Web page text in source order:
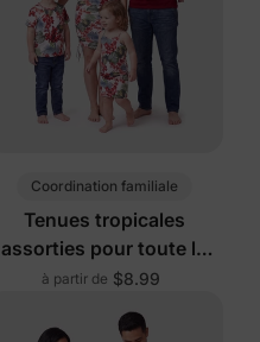
Coordination familiale
Tenues tropicales
assorties pour toute la
famille en rouge
à partir de $8.99